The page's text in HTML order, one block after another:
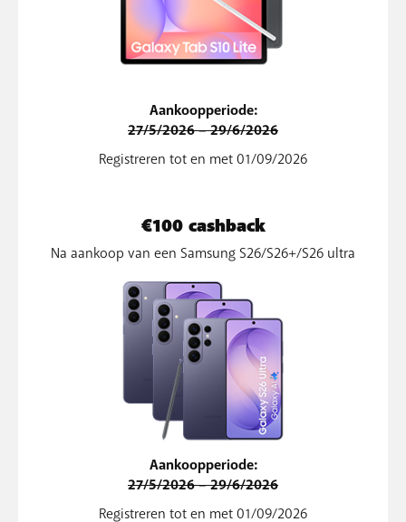
Aankoopperiode:
27/5/2026 – 29/6/2026
Registreren tot en met 01/09/2026
€100 cashback
Na aankoop van een Samsung S26/S26+/S26 ultra
Aankoopperiode:
27/5/2026 – 29/6/2026
Registreren tot en met 01/09/2026